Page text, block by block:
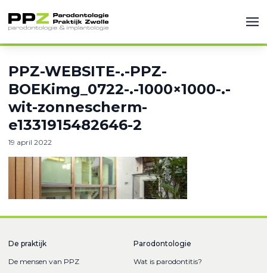
PPZ-WEBSITE-.-PPZ-
BOEKimg_0722-.-1000×1000-.-
wit-zonnescherm-
e1331915482646-2
19 april 2022
De praktijk
De mensen van PPZ
Parodontologie
Wat is parodontitis?